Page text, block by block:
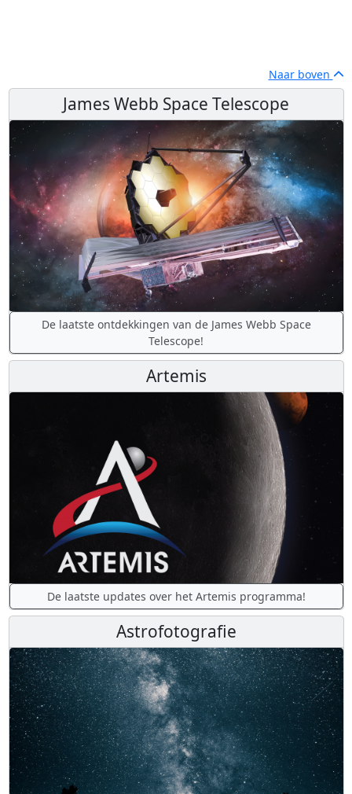
Naar boven
James Webb Space Telescope
De laatste ontdekkingen van de James Webb Space
Telescope!
Artemis
De laatste updates over het Artemis programma!
Astrofotografie